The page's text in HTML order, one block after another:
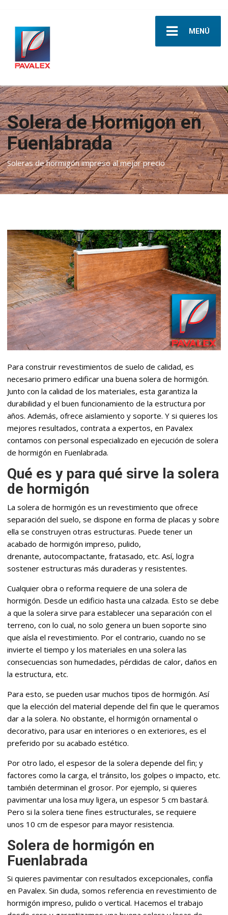
MENÚ
Solera de Hormigon en
Fuenlabrada
Soleras de hormigón impreso al mejor precio
Para construir revestimientos de suelo de calidad, es
necesario primero edificar una buena solera de hormigón.
Junto con la calidad de los materiales, esta garantiza la
durabilidad y el buen funcionamiento de la estructura por
años. Además, ofrece aislamiento y soporte. Y si quieres los
mejores resultados, contrata a expertos, en Pavalex
contamos con personal especializado en ejecución de solera
de hormigón en Fuenlabrada.
Qué es y para qué sirve la solera
de hormigón
La solera de hormigón es un revestimiento que ofrece
separación del suelo, se dispone en forma de placas y sobre
ella se construyen otras estructuras. Puede tener un
acabado de hormigón impreso, pulido,
drenante, autocompactante, fratasado, etc. Así, logra
sostener estructuras más duraderas y resistentes.
Cualquier obra o reforma requiere de una solera de
hormigón. Desde un edificio hasta una calzada. Esto se debe
a que la solera sirve para establecer una separación con el
terreno, con lo cual, no solo genera un buen soporte sino
que aísla el revestimiento. Por el contrario, cuando no se
invierte el tiempo y los materiales en una solera las
consecuencias son humedades, pérdidas de calor, daños en
la estructura, etc.
Para esto, se pueden usar muchos tipos de hormigón. Así
que la elección del material depende del fin que le queramos
dar a la solera. No obstante, el hormigón ornamental o
decorativo, para usar en interiores o en exteriores, es el
preferido por su acabado estético.
Por otro lado, el espesor de la solera depende del fin; y
factores como la carga, el tránsito, los golpes o impacto, etc.
también determinan el grosor. Por ejemplo, si quieres
pavimentar una losa muy ligera, un espesor 5 cm bastará.
Pero si la solera tiene fines estructurales, se requiere
unos 10 cm de espesor para mayor resistencia.
Solera de hormigón en
Fuenlabrada
Si quieres pavimentar con resultados excepcionales, confía
en Pavalex. Sin duda, somos referencia en revestimiento de
hormigón impreso, pulido o vertical. Hacemos el trabajo